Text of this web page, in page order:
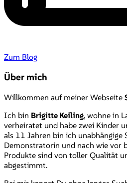
Zum Blog
Über mich
Willkommen auf meiner Webseite
Ich bin Brigitte Keiling, wohne in
verheiratet und habe zwei Kinder
als 11 Jahren bin ich
Demonstratorin und nach wie vor
Produkte sind von toller Qualität
abgestimmt.